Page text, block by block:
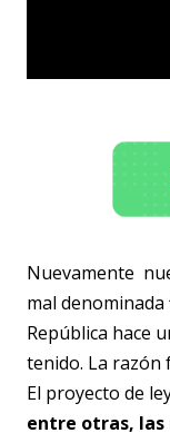
Nuevamente
mal denominada
República hace
tenido. La razón
El proyecto de
entre otras,